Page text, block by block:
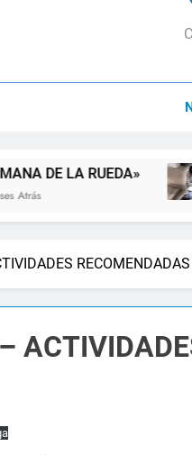
LA RUEDA»
RECOMENDADAS